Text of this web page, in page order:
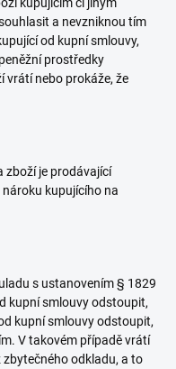
a nevzniknou tím
od kupní smlouvy,
prostředky
vrátí nebo prokáže, že
zboží je prodávající
kupujícího na
s ustanovením § 1829
kupní smlouvy odstoupit,
kupní smlouvy odstoupit,
V takovém případě vrátí
odkladu, a to